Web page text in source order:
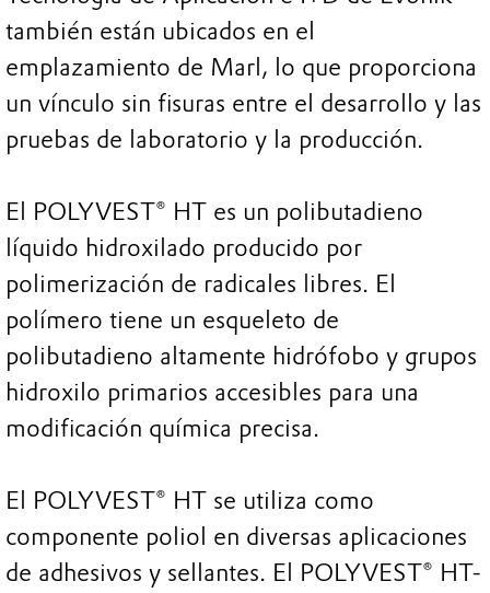
también están ubicados en el
emplazamiento de Marl, lo que proporciona
un vínculo sin fisuras entre el desarrollo y las
pruebas de laboratorio y la producción.
El POLYVEST® HT es un polibutadieno
líquido hidroxilado producido por
polimerización de radicales libres. El
polímero tiene un esqueleto de
polibutadieno altamente hidrófobo y grupos
hidroxilo primarios accesibles para una
modificación química precisa.
El POLYVEST® HT se utiliza como
componente poliol en diversas aplicaciones
de adhesivos y sellantes. El POLYVEST® HT-